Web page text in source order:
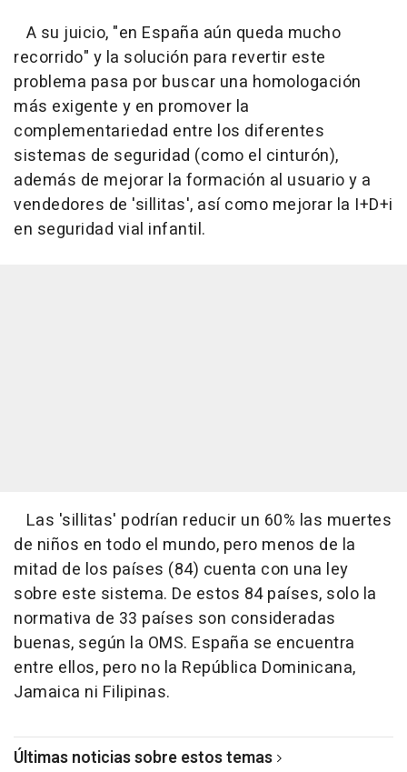
A su juicio, "en España aún queda mucho
recorrido" y la solución para revertir este
problema pasa por buscar una homologación
más exigente y en promover la
complementariedad entre los diferentes
sistemas de seguridad (como el cinturón),
además de mejorar la formación al usuario y a
vendedores de 'sillitas', así como mejorar la I+D+i
en seguridad vial infantil.
Las 'sillitas' podrían reducir un 60% las muertes
de niños en todo el mundo, pero menos de la
mitad de los países (84) cuenta con una ley
sobre este sistema. De estos 84 países, solo la
normativa de 33 países son consideradas
buenas, según la OMS. España se encuentra
entre ellos, pero no la República Dominicana,
Jamaica ni Filipinas.
Últimas noticias sobre estos temas